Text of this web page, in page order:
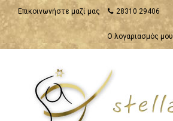
Επικοινωνήστε μαζί μας 28310 29406
Ο λογαριασμός μου